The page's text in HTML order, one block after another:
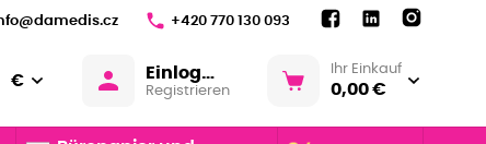
+420 770 130 093
€ Einloggen
Registrieren
Ihr Einkauf
0,00 €